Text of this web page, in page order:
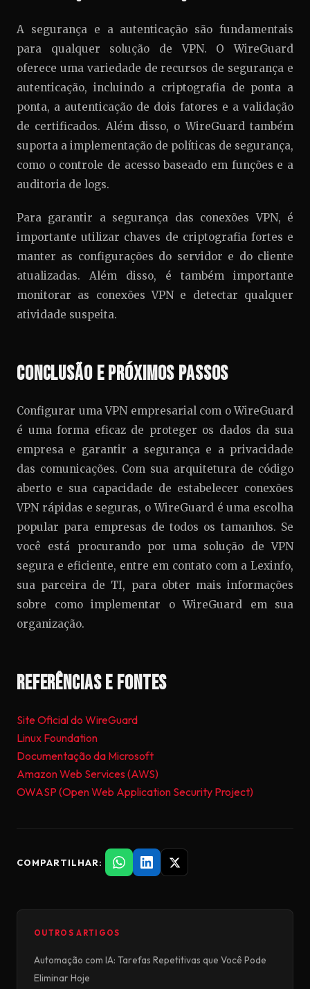
A segurança e a autenticação são fundamentais
para qualquer solução de VPN. O WireGuard
oferece uma variedade de recursos de segurança e
autenticação, incluindo a criptografia de ponta a
ponta, a autenticação de dois fatores e a validação
de certificados. Além disso, o WireGuard também
suporta a implementação de políticas de segurança,
como o controle de acesso baseado em funções e a
auditoria de logs.
Para garantir a segurança das conexões VPN, é
importante utilizar chaves de criptografia fortes e
manter as configurações do servidor e do cliente
atualizadas. Além disso, é também importante
monitorar as conexões VPN e detectar qualquer
atividade suspeita.
Conclusão e Próximos Passos
Configurar uma VPN empresarial com o WireGuard
é uma forma eficaz de proteger os dados da sua
empresa e garantir a segurança e a privacidade
das comunicações. Com sua arquitetura de código
aberto e sua capacidade de estabelecer conexões
VPN rápidas e seguras, o WireGuard é uma escolha
popular para empresas de todos os tamanhos. Se
você está procurando por uma solução de VPN
segura e eficiente, entre em contato com a Lexinfo,
sua parceira de TI, para obter mais informações
sobre como implementar o WireGuard em sua
organização.
Referências e Fontes
Site Oficial do WireGuard
Linux Foundation
Documentação da Microsoft
Amazon Web Services (AWS)
OWASP (Open Web Application Security Project)
COMPARTILHAR:
OUTROS ARTIGOS
Automação com IA: Tarefas Repetitivas que Você Pode
Eliminar Hoje